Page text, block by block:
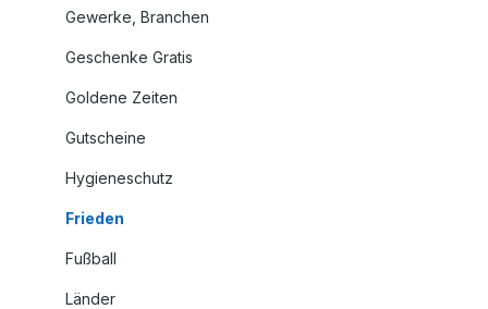
Gewerke, Branchen
Geschenke Gratis
Goldene Zeiten
Gutscheine
Hygieneschutz
Frieden
Fußball
Länder